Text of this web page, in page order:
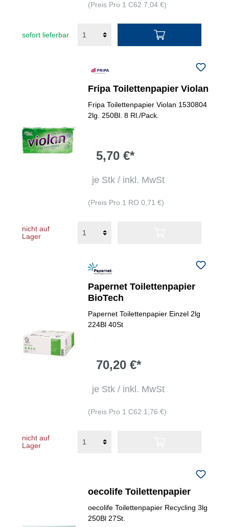
(Preis Pro 1 C62 7,04 €)
sofort lieferbar
Fripa Toilettenpapier Violan
Fripa Toilettenpapier Violan 1530804
2lg. 250Bl. 8 Rl./Pack.
5,70 €*
je Stk / inkl. MwSt
(Preis Pro 1 RO 0,71 €)
nicht auf
Lager
Papernet Toilettenpapier
BioTech
Papernet Toilettenpapier Einzel 2lg
224Bl 40St
70,20 €*
je Stk / inkl. MwSt
(Preis Pro 1 C62 1,76 €)
nicht auf
Lager
oecolife Toilettenpapier
oecolife Toilettenpapier Recycling 3lg
250Bl 27St.